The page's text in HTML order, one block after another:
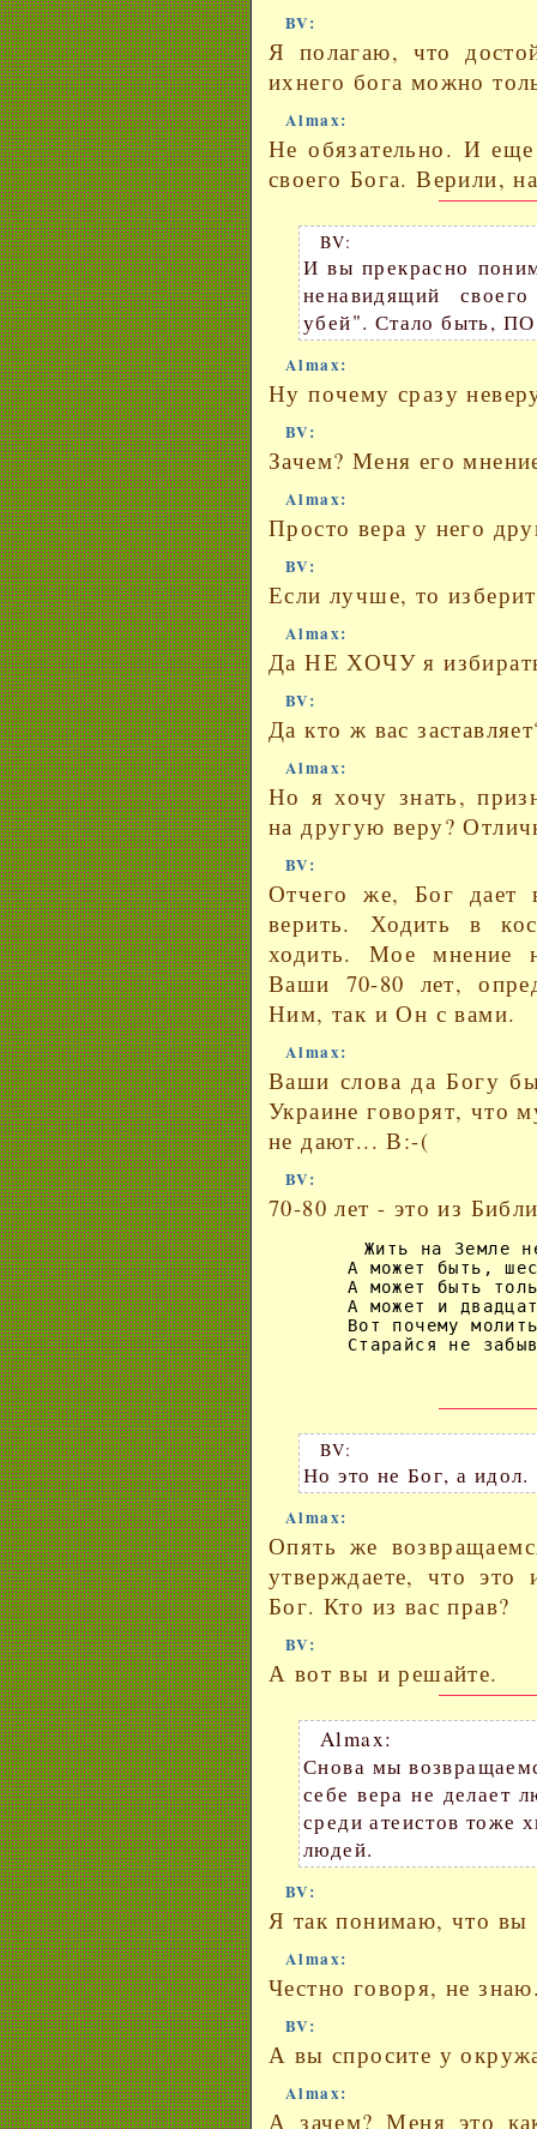
BV:
Я полагаю, что
ихнего бога можно
Almax:
Не обязательно. И
своего Бога. Верили,
BV:
И вы прекрасно
ненавидящий
убей". Стало быть,
Almax:
Ну почему сразу
BV:
Зачем? Меня его
Almax:
Просто вера у него
BV:
Если лучше, то
Almax:
Да НЕ ХОЧУ я
BV:
Да кто ж вас
Almax:
Но я хочу знать,
на другую веру?
BV:
Отчего же, Бог дает
верить. Ходить в
ходить. Мое мнение
Ваши 70-80 лет,
Ним, так и Он с вами.
Almax:
Ваши слова да Богу
Украине говорят, что
не дают... В:-(
BV:
70-80 лет - это из
Жить на Земле
А может быть,
А может быть
А может и
Вот почему
BV:
Но это не Бог, а идол.
Almax:
Опять же
утверждаете, что
Бог. Кто из вас прав?
BV:
А вот вы и решайте.
Almax:
Снова мы
себе вера не делает
среди атеистов тоже
людей.
BV:
Я так понимаю, что вы
Almax:
Честно говоря, не
BV:
А вы спросите у
Almax:
А зачем? Меня это